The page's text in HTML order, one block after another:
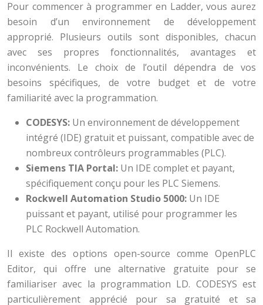
Pour commencer à programmer en Ladder, vous aurez
besoin d’un environnement de développement
approprié. Plusieurs outils sont disponibles, chacun
avec ses propres fonctionnalités, avantages et
inconvénients. Le choix de l’outil dépendra de vos
besoins spécifiques, de votre budget et de votre
familiarité avec la programmation.
CODESYS: Un environnement de développement
intégré (IDE) gratuit et puissant, compatible avec de
nombreux contrôleurs programmables (PLC).
Siemens TIA Portal: Un IDE complet et payant,
spécifiquement conçu pour les PLC Siemens.
Rockwell Automation Studio 5000: Un IDE
puissant et payant, utilisé pour programmer les
PLC Rockwell Automation.
Il existe des options open-source comme OpenPLC
Editor, qui offre une alternative gratuite pour se
familiariser avec la programmation LD. CODESYS est
particulièrement apprécié pour sa gratuité et sa